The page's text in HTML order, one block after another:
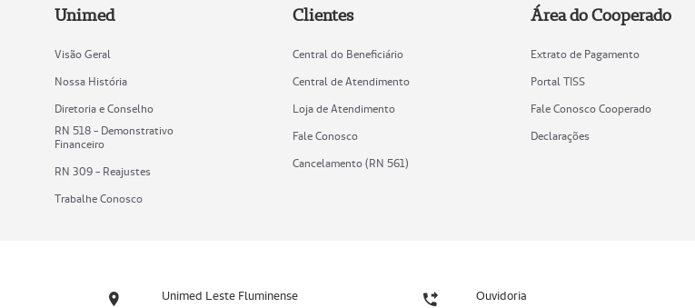
Unimed
Visão Geral
Nossa História
Diretoria e Conselho
RN 518 - Demonstrativo
Financeiro
RN 309 - Reajustes
Trabalhe Conosco
Clientes
Central do Beneficiário
Central de Atendimento
Loja de Atendimento
Fale Conosco
Cancelamento (RN 561)
Área do Cooperado
Extrato de Pagamento
Portal TISS
Fale Conosco Cooperado
Declarações
Unimed Leste Fluminense Ouvidoria